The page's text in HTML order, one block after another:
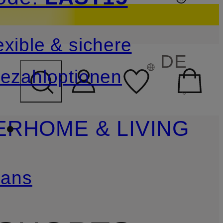
ÜBERSPRINGEN
& sichere
DE
HOME & LIVING